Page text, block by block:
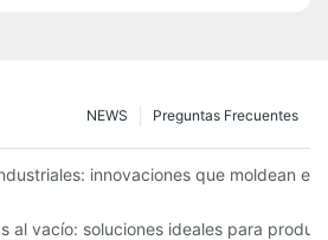
Preguntas Frecuentes
NEWS
innovaciones que moldean el
al vacío: soluciones ideales para